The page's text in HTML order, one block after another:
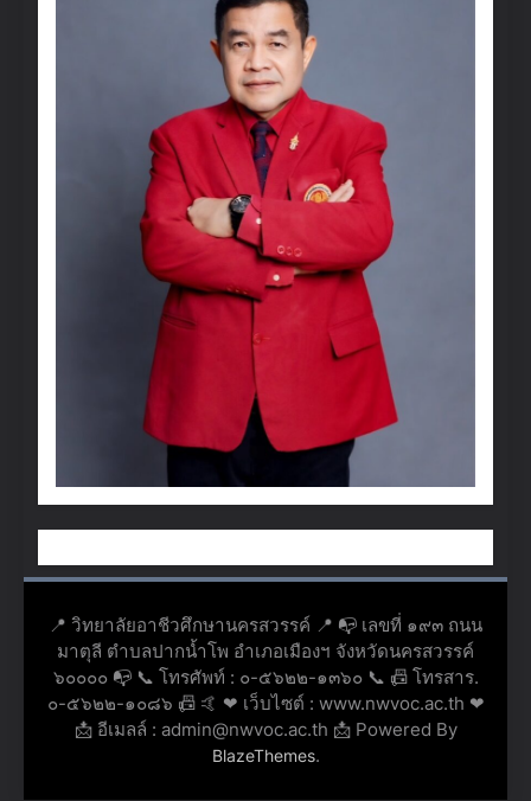
📍 วิทยาลัยอาชีวศึกษานครสวรรค์ 📍 📭 เลขที่ ๑๙๓ ถนน
มาตุลี ตำบลปากน้ำโพ อำเภอเมืองฯ จังหวัดนครสวรรค์
๖๐๐๐๐ 📭 📞 โทรศัพท์ : ๐-๕๖๒๒-๑๓๖๐ 📞 📠 โทรสาร.
๐-๕๖๒๒-๑๐๘๖ 📠 🤙 ❤ เว็บไซต์ : www.nwvoc.ac.th ❤
📩 อีเมลล์ : admin@nwvoc.ac.th 📩 Powered By
BlazeThemes.